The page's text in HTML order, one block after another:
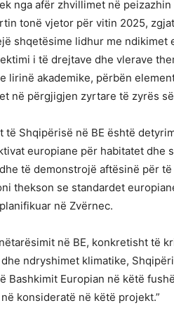
nga afër zhvillimet në
tonë vjetor për vitin 2025,
shqetësime lidhur me ndikimet
i të drejtave dhe vlerave
lirinë akademike, përbën
në përgjigjen zyrtare të zyrës
të Shqipërisë në BE është
europiane për habitatet dhe
të demonstrojë aftësinë për
thekson se standardet
në Zvërnec.
në BE, konkretisht të
ndryshimet klimatike,
Bashkimit Europian në këtë
konsideratë në këtë projekt.”